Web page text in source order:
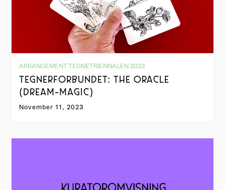
ARRANGEMENT TEGNETRIENNALEN 2023
TEGNERFORBUNDET: THE ORACLE
(DREAM-MAGIC)
November 11, 2023